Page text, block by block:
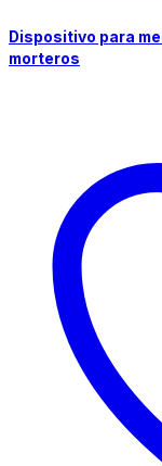
Dispositivo para
morteros